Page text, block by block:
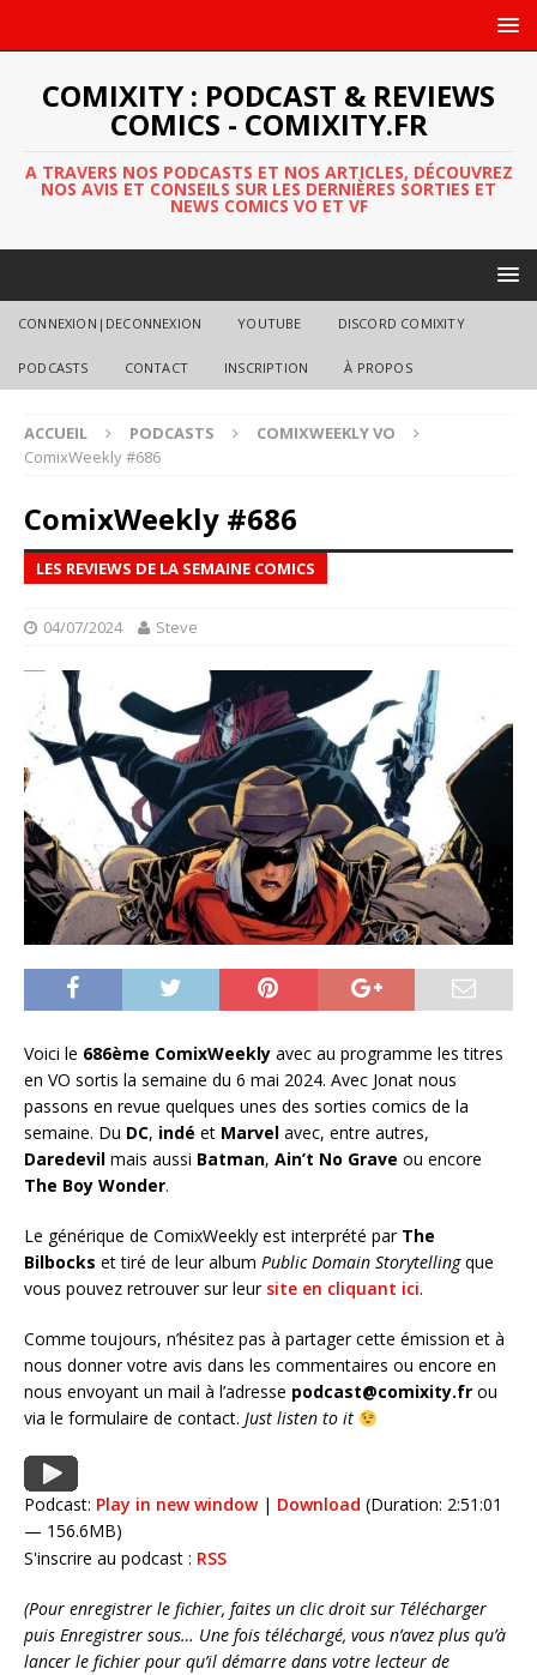
COMIXITY : PODCAST & REVIEWS
COMICS - COMIXITY.FR
A TRAVERS NOS PODCASTS ET NOS ARTICLES, DÉCOUVREZ
NOS AVIS ET CONSEILS SUR LES DERNIÈRES SORTIES ET
NEWS COMICS VO ET VF
CONNEXION|DECONNEXION YOUTUBE DISCORD COMIXITY
PODCASTS CONTACT INSCRIPTION À PROPOS
ACCUEIL PODCASTS
COMIXWEEKLY VO
ComixWeekly #686
ComixWeekly #686
LES REVIEWS DE LA SEMAINE COMICS
04/07/2024 Steve
Voici le 686ème ComixWeekly avec au programme les titres
en VO sortis la semaine du 6 mai 2024. Avec Jonat nous
passons en revue quelques unes des sorties comics de la
semaine. Du DC, indé et Marvel avec, entre autres,
Daredevil mais aussi Batman, Ain’t No Grave ou encore
The Boy Wonder.
Le générique de ComixWeekly est interprété par The
Bilbocks et tiré de leur album Public Domain Storytellingque
vous pouvez retrouver sur leur site en cliquant ici.
Comme toujours, n’hésitez pas à partager cette émission et à
nous donner votre avis dans les commentaires ou encore en
nous envoyant un mail à l’adresse podcast@comixity.fr ou
via le formulaire de contact. Just listen to it
Podcast: Play in new window| Download (Duration: 2:51:01
— 156.6MB)
S'inscrire au podcast : RSS
(Pour enregistrer le fichier, faites un clic droit sur Télécharger
puis Enregistrer sous… Une fois téléchargé, vous n’avez plus qu’à
lancer le fichier pour qu’il démarre dans votre lecteur de